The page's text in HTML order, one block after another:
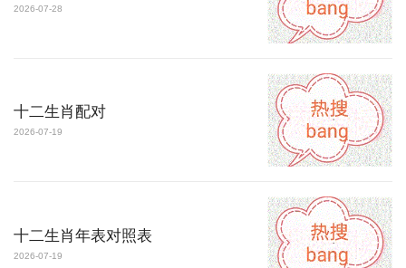
2026-07-28
十二生肖配对
2026-07-19
十二生肖年表对照表
2026-07-19